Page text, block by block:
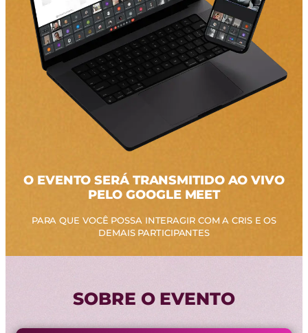
O EVENTO SERÁ TRANSMITIDO AO VIVO
PELO GOOGLE MEET
PARA QUE VOCÊ POSSA INTERAGIR COM A CRIS E OS
DEMAIS PARTICIPANTES
SOBRE O EVENTO